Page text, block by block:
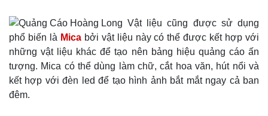
Vật liệu cũng được sử dụng
phổ biến là Mica bởi vật liệu này có thể được kết hợp với
những vật liệu khác để tạo nên bảng hiệu quảng cáo ấn
tượng. Mica có thể dùng làm chữ, cắt hoa văn, hút nổi và
kết hợp với đèn led để tạo hình ảnh bắt mắt ngay cả ban
đêm.